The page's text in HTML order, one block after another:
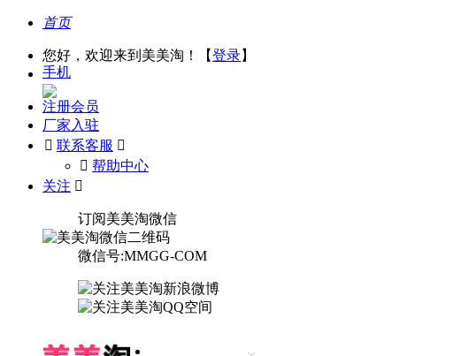
首页
您好，欢迎来到美美淘！【登录】
手机
注册会员
厂家入驻
 联系客服 
󰅃 帮助中心
关注 
订阅美美淘微信
微信号:MMGG-COM